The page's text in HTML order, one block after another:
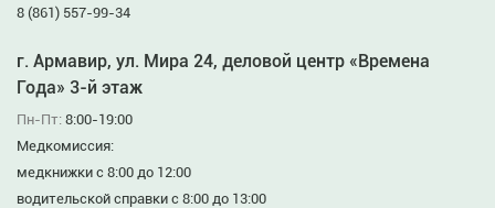
8 (861) 557-99-34
г. Армавир, ул. Мира 24, деловой центр «Времена
Года» 3-й этаж
Пн-Пт: 8:00-19:00
Медкомиссия:
медкнижки с 8:00 до 12:00
водительской справки с 8:00 до 13:00